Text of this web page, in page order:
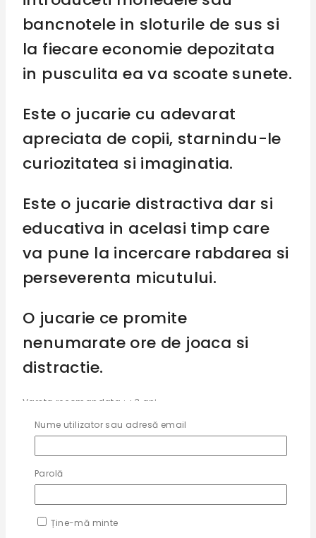
bancnotele in sloturile de sus si
la fiecare economie depozitata
in pusculita ea va scoate sunete.
Este o jucarie cu adevarat
apreciata de copii, starnindu-le
curiozitatea si imaginatia.
Este o jucarie distractiva dar si
educativa in acelasi timp care
va pune la incercare rabdarea si
perseverenta micutului.
O jucarie ce promite
nenumarate ore de joaca si
distractie.
Varsta recomandata : +3 ani
Culoare Albastru, Roz, Verde
Recenzii
Nu există recenzii până acum.
Nume utilizator sau adresă email
Parolă
Ține-mă minte